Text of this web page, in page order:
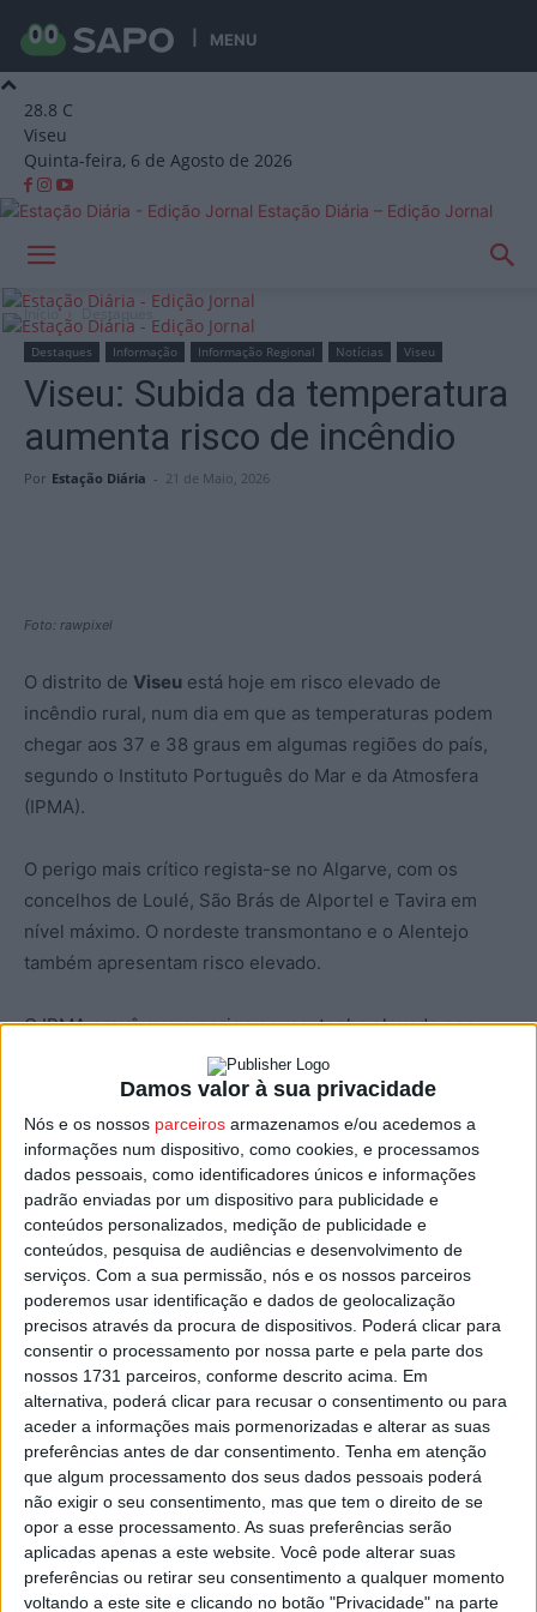
Damos valor à sua privacidade
Nós e os nossos parceiros armazenamos e/ou acedemos a
informações num dispositivo, como cookies, e processamos
dados pessoais, como identificadores únicos e informações
padrão enviadas por um dispositivo para publicidade e
conteúdos personalizados, medição de publicidade e
conteúdos, pesquisa de audiências e desenvolvimento de
serviços. Com a sua permissão, nós e os nossos parceiros
poderemos usar identificação e dados de geolocalização
precisos através da procura de dispositivos. Poderá clicar para
consentir o processamento por nossa parte e pela parte dos
nossos 1731 parceiros, conforme descrito acima. Em
alternativa, poderá clicar para recusar o consentimento ou para
aceder a informações mais pormenorizadas e alterar as suas
preferências antes de dar consentimento. Tenha em atenção
que algum processamento dos seus dados pessoais poderá
não exigir o seu consentimento, mas que tem o direito de se
opor a esse processamento. As suas preferências serão
aplicadas apenas a este website. Você pode alterar suas
preferências ou retirar seu consentimento a qualquer momento
voltando a este site e clicando no botão "Privacidade" na parte
MENU
28.8 C
Viseu
Quinta-feira, 6 de Agosto de 2026
Estação Diária – Edição Jornal
Início Destaques
Destaques Informação Informação Regional Notícias Viseu
Viseu: Subida da temperatura
aumenta risco de incêndio
Por Estação Diária - 21 de Maio, 2026
Foto: rawpixel
O distrito de Viseu está hoje em risco elevado de
incêndio rural, num dia em que as temperaturas podem
chegar aos 37 e 38 graus em algumas regiões do país,
segundo o Instituto Português do Mar e da Atmosfera
(IPMA).
O perigo mais crítico regista-se no Algarve, com os
concelhos de Loulé, São Brás de Alportel e Tavira em
nível máximo. O nordeste transmontano e o Alentejo
também apresentam risco elevado.
O IPMA prevê que o perigo se mantenha elevado nos
próximos dias, com temperaturas acima da média para a
época. Está ainda prevista a possibilidade de uma onda
de calor em algumas regiões.
A Direção-Geral da Saúde recomenda à população que
evite exposição prolongada ao sol, quando o fizer recorra
a protetor solar, e se mantenha hidratada.
Esta e outras notícias para ouvir na Estação Diária – 96.8
FM ou emwww.968.fm
Pub
TAGS Risco Incêndio Viseu